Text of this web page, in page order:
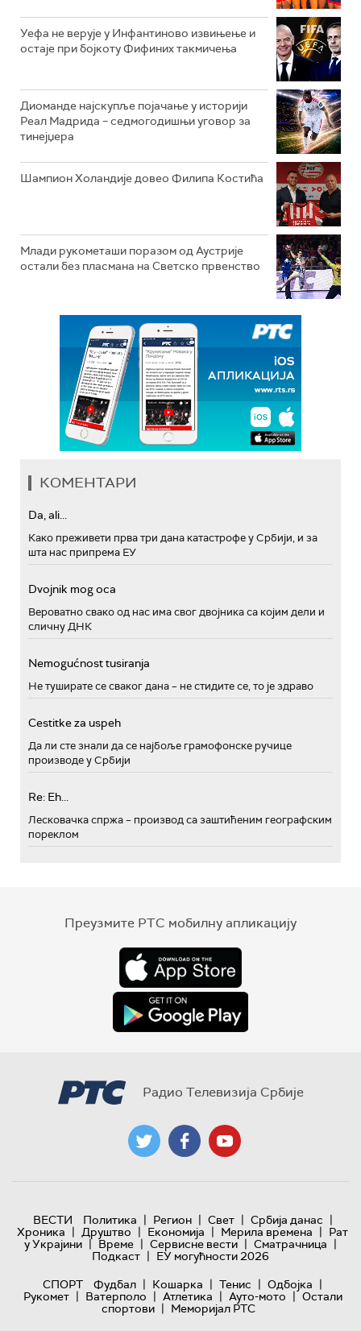
Уефа не верује у Инфантиново извињење и
остаје при бојкоту Фифиних такмичења
Диоманде најскупље појачање у историји
Реал Мадрида – седмогодишњи уговор за
тинејџера
Шампион Холандије довео Филипа Костића
Млади рукометаши поразом од Аустрије
остали без пласмана на Светско првенство
КОМЕНТАРИ
Da, ali...
Како преживети прва три дана катастрофе у Србији, и за
шта нас припрема ЕУ
Dvojnik mog oca
Вероватно свако од нас има свог двојника са којим дели и
сличну ДНК
Nemogućnost tusiranja
Не туширате се сваког дана – не стидите се, то је здраво
Cestitke za uspeh
Да ли сте знали да се најбоље грамофонске ручице
производе у Србији
Re: Eh...
Лесковачка спржа – производ са заштићеним географским
пореклом
Преузмите РТС мобилну апликацију
Радио Телевизија Србије
ВЕСТИ Политика | Регион | Свет | Србија данас |
Хроника | Друштво | Економија | Мерила времена | Рат
у Украјини | Време | Сервисне вести | Сматрачница |
Подкаст | ЕУ могућности 2026
СПОРТ
Фудбал | Кошарка | Тенис | Одбојка |
Рукомет | Ватерполо | Атлетика | Ауто-мото | Остали
спортови | Меморијал РТС